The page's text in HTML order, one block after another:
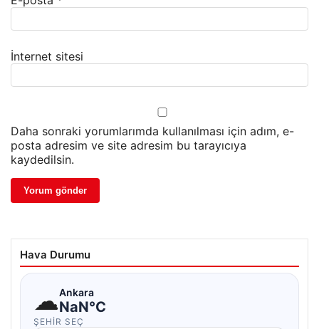
İnternet sitesi
Daha sonraki yorumlarımda kullanılması için adım, e-
posta adresim ve site adresim bu tarayıcıya
kaydedilsin.
Hava Durumu
☁Ankara
NaN°C
ŞEHIR SEÇ